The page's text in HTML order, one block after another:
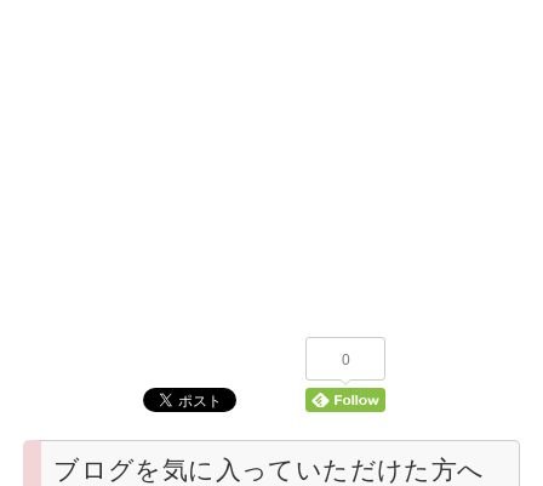
0
ブログを気に入っていただけた方へ